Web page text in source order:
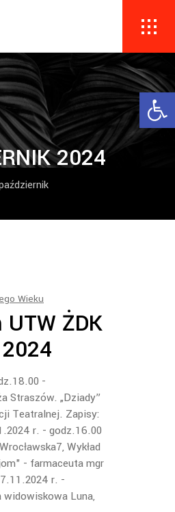
2024
Wieku
ŻDK
-
Straszów. „Dziady”
Teatralnej. Zapisy:
r. - godz.16.00
Wykład
- farmaceuta mgr
r. -
Luna,